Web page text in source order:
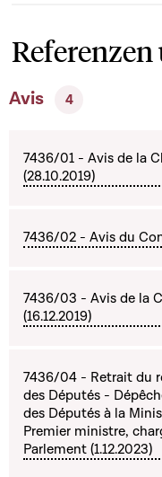
Avis 4
7436/01 - Avis de la
(28.10.2019)
7436/02 - Avis du
7436/03 - Avis de la
(16.12.2019)
7436/04 - Retrait du
des Députés -
des Députés à la
Premier ministre,
Parlement (1.12.2023)